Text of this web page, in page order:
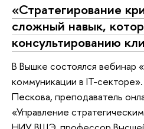
«Стратегирование
сложный навык,
консультированию
В Вышке состоялся вебинар
коммуникации в IT-секторе».
Пескова, преподаватель
«Управление